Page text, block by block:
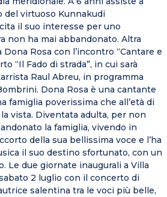
del virtuoso Kunnakudi
il suo interesse per uno
non ha mai abbandonato. Altra
Rosa con l’incontro “Cantare e
“Il Fado di strada”, in cui sarà
Raul Abreu, in programma
Dona Rosa è una cantante
famiglia poverissima che all’età di
vista. Diventata adulta, per non
la famiglia, vivendo in
della sua bellissima voce e l’ha
il suo destino sfortunato, con un
Le due giornate inaugurali a Villa
2 luglio con il concerto di
salentina tra le voci più belle,